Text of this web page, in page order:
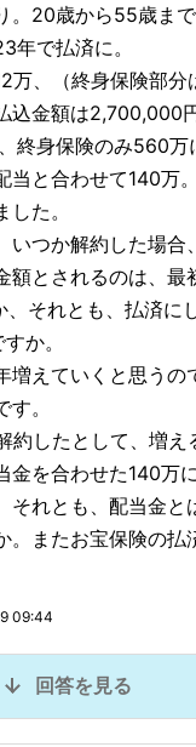
。20歳から55歳ま
年で払済に。
万、（終身保険部
込金額は2,700,000円
終身保険のみ560万
当と合わせて140万
た。
いつか解約した場合
額とされるのは、最
、それとも、払済に
か。
増えていくと思うの
。
約したとして、増え
金を合わせた140万
それとも、配当金と
。またお宝保険の払
09:44
回答を見る